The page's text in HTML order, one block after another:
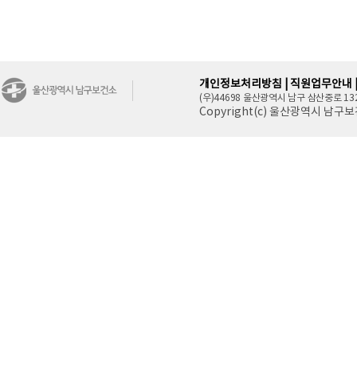
개인정보처리방침 | 직원업무안내
(우)44698 울산광역시 남구 삼산중로
Copyright(c) 울산광역시 남구